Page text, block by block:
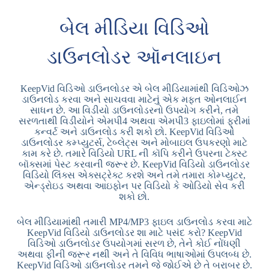
બેલ મીડિયા વિડિઓ
ડાઉનલોડર ઑનલાઇન
KeepVid વિડિઓ ડાઉનલોડર એ બેલ મીડિયામાંથી વિડિઓઝ
ડાઉનલોડ કરવા અને સાચવવા માટેનું એક મફત ઓનલાઈન
સાધન છે. આ વિડીયો ડાઉનલોડરનો ઉપયોગ કરીને, તમે
સરળતાથી વિડીયોને એમપી4 અથવા એમપી3 ફાઇલોમાં ફ્રીમાં
કન્વર્ટ અને ડાઉનલોડ કરી શકો છો. KeepVid વિડિઓ
ડાઉનલોડર કમ્પ્યુટર્સ, ટેબ્લેટ્સ અને મોબાઇલ ઉપકરણો માટે
કામ કરે છે. તમારે વિડિયો URL ની કૉપિ કરીને ઉપરના ટેક્સ્ટ
બૉક્સમાં પેસ્ટ કરવાની જરૂર છે. KeepVid વિડિયો ડાઉનલોડર
વિડિયો લિંક્સ એક્સટ્રેક્ટ કરશે અને તમે તમારા કોમ્પ્યુટર,
એન્ડ્રોઇડ અથવા આઇફોન પર વિડિયો કે ઓડિયો સેવ કરી
શકો છો.
બેલ મીડિયામાંથી તમારી MP4/MP3 ફાઇલ ડાઉનલોડ કરવા માટે
KeepVid વિડિયો ડાઉનલોડર શા માટે પસંદ કરો? KeepVid
વિડિઓ ડાઉનલોડર ઉપયોગમાં સરળ છે, તેને કોઈ નોંધણી
અથવા ફીની જરૂર નથી અને તે વિવિધ ભાષાઓમાં ઉપલબ્ધ છે.
KeepVid વિડિઓ ડાઉનલોડર તમને જે જોઈએ છે તે બરાબર છે.